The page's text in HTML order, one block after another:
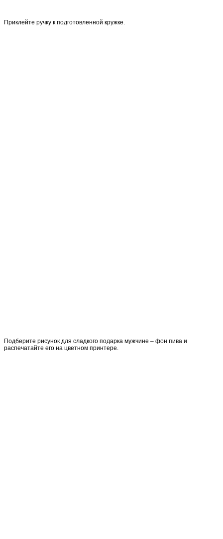
Приклейте ручку к подготовленной кружке.
Подберите рисунок для сладкого подарка мужчине – фон пива и
распечатайте его на цветном принтере.